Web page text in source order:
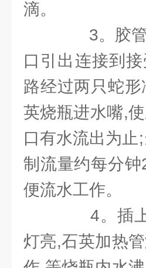
滴。
3。胶管
口引出连接到
路经过两只蛇
英烧瓶进水嘴,
口有水流出为止
制流量约每分
便流水工作。
4。插上
灯亮,石英加热